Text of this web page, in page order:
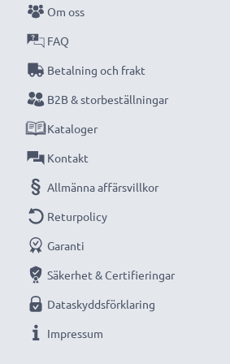
Beställ nu med snabb leverans
Om oss
FAQ
Betalning och frakt
B2B & storbeställningar
Kataloger
Kontakt
Allmänna affärsvillkor
Returpolicy
Garanti
Säkerhet & Certifieringar
Dataskyddsförklaring
Impressum